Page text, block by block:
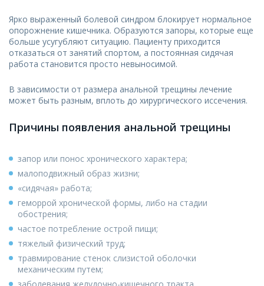
Ярко выраженный болевой синдром блокирует нормальное
опорожнение кишечника. Образуются запоры, которые еще
больше усугубляют ситуацию. Пациенту приходится
отказаться от занятий спортом, а постоянная сидячая
работа становится просто невыносимой.
В зависимости от размера анальной трещины лечение
может быть разным, вплоть до хирургического иссечения.
Причины появления анальной трещины
запор или понос хронического характера;
малоподвижный образ жизни;
«сидячая» работа;
геморрой хронической формы, либо на стадии
обострения;
частое потребление острой пищи;
тяжелый физический труд;
травмирование стенок слизистой оболочки
механическим путем;
заболевания желудочно-кишечного тракта.